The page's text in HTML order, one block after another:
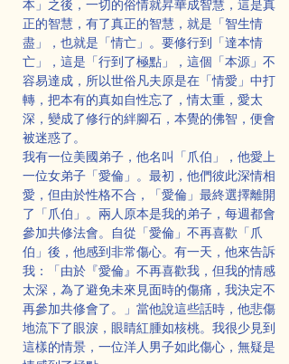
本」之後，一切的俗情就昇華成智慧，這是真
正的智慧，有了真正的智慧，就是「智生情
盡」，也就是「情亡」。要修行到「達本情
亡」，這是「行到了極點」，這個「本源」不
容易達成，所以世俗凡夫原是在「情愛」中打
轉，把本有的真如自性忘了，情太重，愛太
深，變成了修行的絆腳石，本覺的佛智，便會
被迷惑了。
我有一位美國弟子，他名叫「爪伯」，他愛上
一位女弟子「愛倫」。最初，他們彼此深情相
愛，但由於性格不合，「愛倫」最終選擇離開
了「爪伯」。兩人原本是我的弟子，每週都會
參加共修法會。自從「愛倫」不再喜歡「爪
伯」後，他感到非常傷心。有一天，他來告訴
我：「由於『愛倫』不再喜歡我，但我的情感
太深，為了避免未來見面時的傷痛，我決定不
再參加共修會了。」當他說這些話時，他悲傷
地流下了眼淚，眼睛紅腫如核桃。我很少見到
這樣的情景，一位洋人男子如此傷心，無疑是